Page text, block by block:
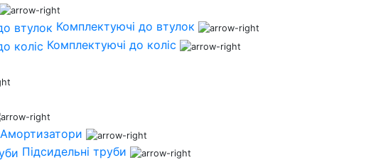
Комплектуючі до втулок
Комплектуючі до коліс
Амортизатори
Підсидельні труби